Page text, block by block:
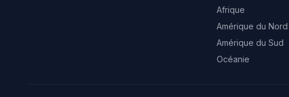
Afrique
Amérique du Nord
Amérique du Sud
Océanie